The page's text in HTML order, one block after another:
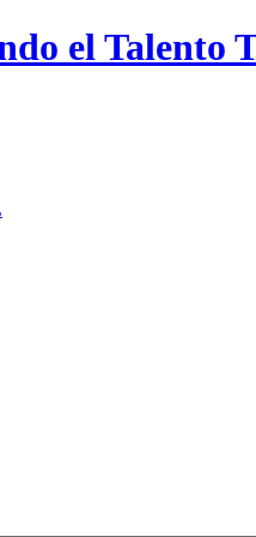
el Talento